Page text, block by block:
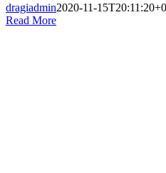
dragiadmin2020-11-
Read More